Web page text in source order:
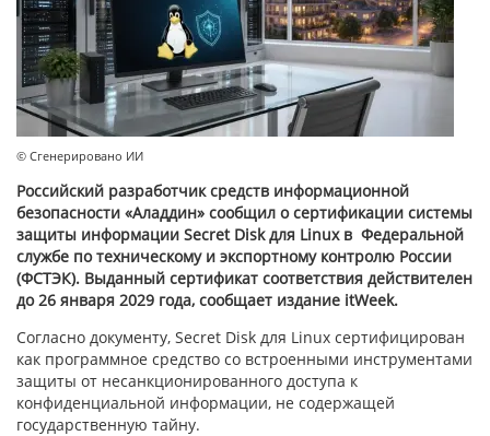
© Сгенерировано ИИ
Российский разработчик средств информационной
безопасности «Аладдин» сообщил о сертификации системы
защиты информации Secret Disk для Linux в Федеральной
службе по техническому и экспортному контролю России
(ФСТЭК). Выданный сертификат соответствия действителен
до 26 января 2029 года, сообщает издание itWeek.
Согласно документу, Secret Disk для Linux сертифицирован
как программное средство со встроенными инструментами
защиты от несанкционированного доступа к
конфиденциальной информации, не содержащей
государственную тайну.